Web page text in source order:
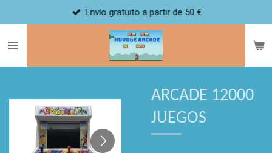
contenido
Envío gratuito a partir de 50 €
ARCADE 12000
JUEGOS